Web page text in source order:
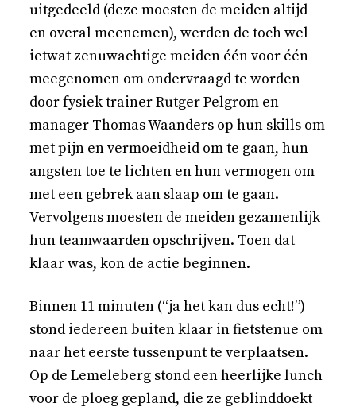
uitgedeeld (deze moesten de meiden altijd
en overal meenemen), werden de toch wel
ietwat zenuwachtige meiden één voor één
meegenomen om ondervraagd te worden
door fysiek trainer Rutger Pelgrom en
manager Thomas Waanders op hun skills om
met pijn en vermoeidheid om te gaan, hun
angsten toe te lichten en hun vermogen om
met een gebrek aan slaap om te gaan.
Vervolgens moesten de meiden gezamenlijk
hun teamwaarden opschrijven. Toen dat
klaar was, kon de actie beginnen.
Binnen 11 minuten (“ja het kan dus echt!”)
stond iedereen buiten klaar in fietstenue om
naar het eerste tussenpunt te verplaatsen.
Op de Lemeleberg stond een heerlijke lunch
voor de ploeg gepland, die ze geblinddoekt